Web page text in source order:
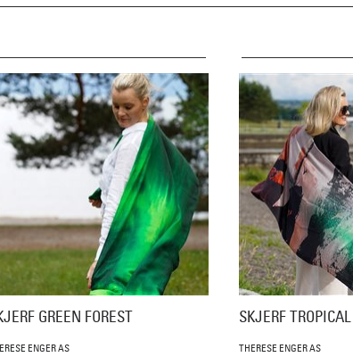
GREEN FOREST
ENGER AS
SKJERF
THERESE ENGER AS